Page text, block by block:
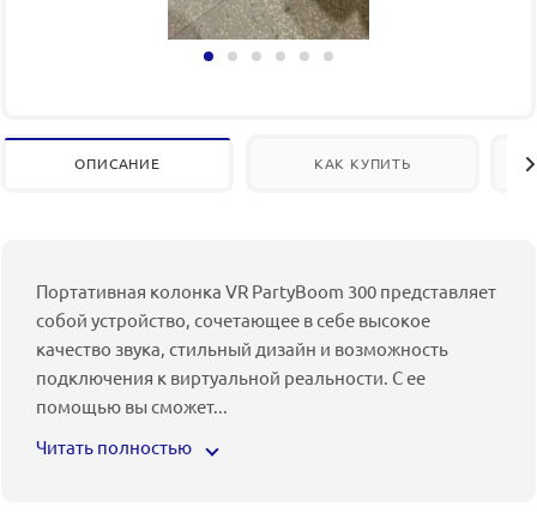
ОПИСАНИЕ КАК КУПИТЬ
Портативная колонка VR PartyBoom 300 представляет
собой устройство, сочетающее в себе высокое
качество звука, стильный дизайн и возможность
подключения к виртуальной реальности. С ее
помощью вы сможет...
Читать полностью